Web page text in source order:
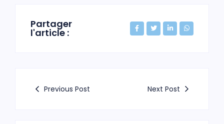
Partager
l'article :
Previous Post Next Post